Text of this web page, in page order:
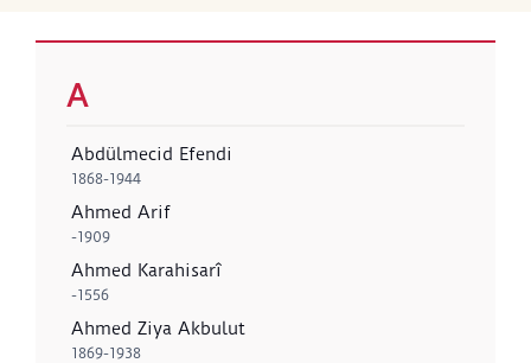
A
Abdülmecid Efendi
1868-1944
Ahmed Arif
-1909
Ahmed Karahisarî
-1556
Ahmed Ziya Akbulut
1869-1938